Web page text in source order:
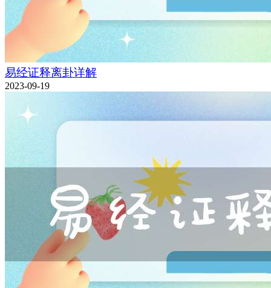
易经证释离卦详解
2023-09-19